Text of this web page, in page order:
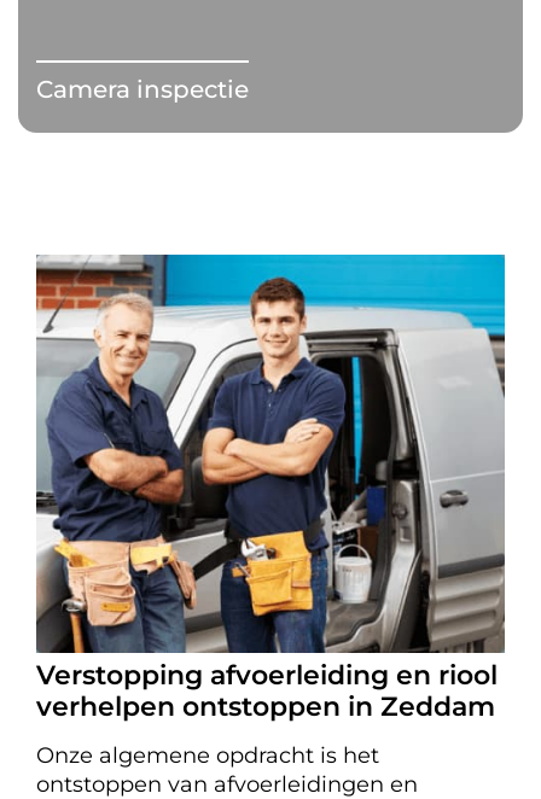
Camera inspectie
Verstopping afvoerleiding en riool
verhelpen ontstoppen in Zeddam
Onze algemene opdracht is het
ontstoppen van afvoerleidingen en